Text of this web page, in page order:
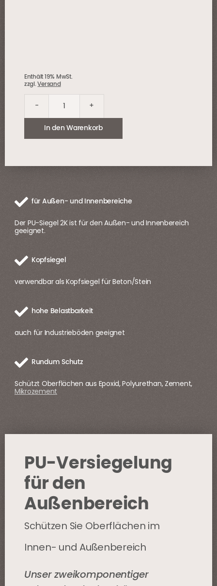
Enthält 19% MwSt.
zzgl.Versand
-
Menge
+
In den Warenkorb
für Außen- und Innenbereiche
Der PU-Siegel 2K ist für den Außen- und Innenbereich
geeignet.
Kopfsiegel
verwendbar als Kopfsiegel für Beton/Stein
hohe Belastbarkeit
auch für Industrieböden geeignet
Rundum Schutz
Schützt Oberflächen aus Epoxid, Polyurethan, Zement,
Mikrozement
PU-Versiegelung
für den
Außenbereich
Schützen Sie Oberflächen im
Innen- und Außenbereich
Unser zweikomponentiger